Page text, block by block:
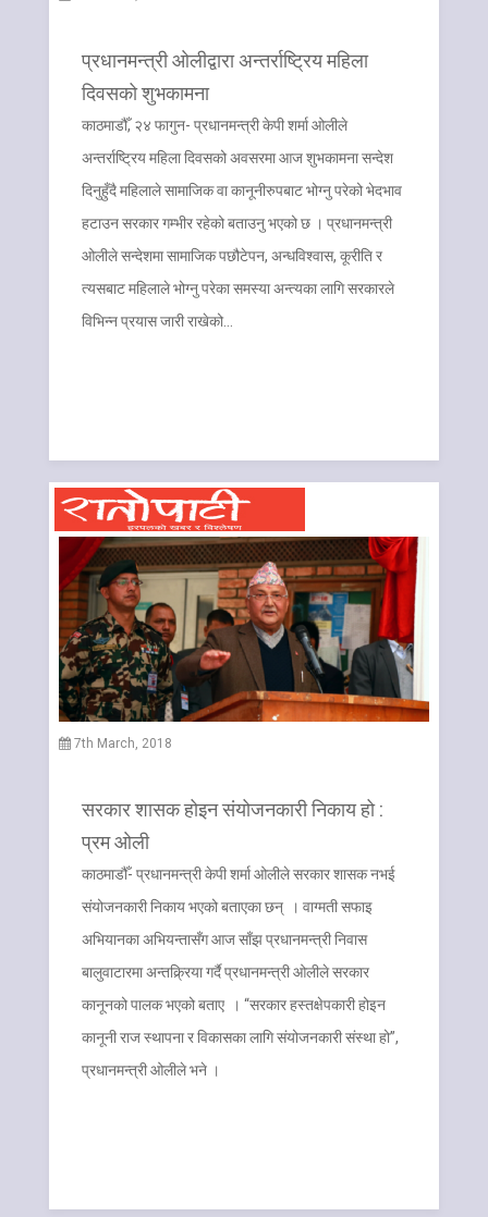
प्रधानमन्त्री ओलीद्वारा अन्तर्राष्ट्रिय महिला
दिवसको शुभकामना
काठमाडौँ, २४ फागुन- प्रधानमन्त्री केपी शर्मा ओलीले
अन्तर्राष्ट्रिय महिला दिवसको अवसरमा आज शुभकामना सन्देश
दिनुहुँदै महिलाले सामाजिक वा कानूनीरुपबाट भोग्नु परेको भेदभाव
हटाउन सरकार गम्भीर रहेको बताउनु भएको छ । प्रधानमन्त्री
ओलीले सन्देशमा सामाजिक पछौटेपन, अन्धविश्वास, कूरीति र
त्यसबाट महिलाले भोग्नु परेका समस्या अन्त्यका लागि सरकारले
विभिन्न प्रयास जारी राखेको…
7th March, 2018
सरकार शासक होइन संयोजनकारी निकाय हो :
प्रम ओली
काठमाडौँ- प्रधानमन्त्री केपी शर्मा ओलीले सरकार शासक नभई
संयोजनकारी निकाय भएको बताएका छन् । वाग्मती सफाइ
अभियानका अभियन्तासँग आज साँझ प्रधानमन्त्री निवास
बालुवाटारमा अन्तक्र्रिया गर्दै प्रधानमन्त्री ओलीले सरकार
कानूनको पालक भएको बताए । “सरकार हस्तक्षेपकारी होइन
कानूनी राज स्थापना र विकासका लागि संयोजनकारी संस्था हो”,
प्रधानमन्त्री ओलीले भने ।